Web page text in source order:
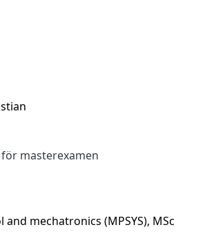
masterexamen
mechatronics (MPSYS), MSc